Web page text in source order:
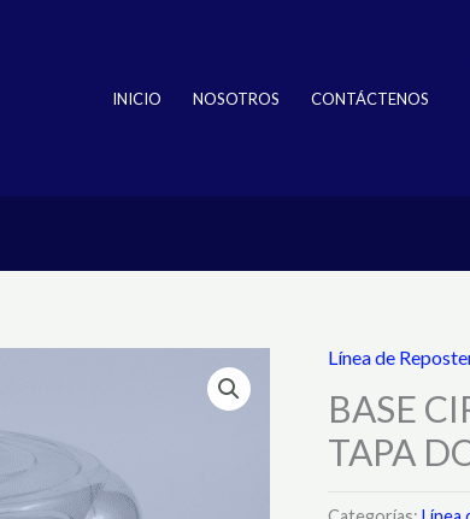
INICIO NOSOTROS CONTÁCTENOS
Línea de
BASE
TAPA